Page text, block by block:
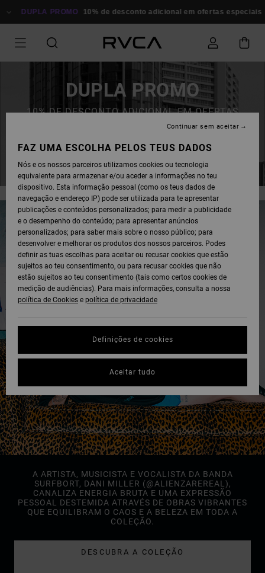
DUPLA PROMO 10% de desconto adicional em ofertas especiais
DUPLA PROMO
10% DE DESCONTO ADICIONAL EM OFERTAS
A ARTISTA, MUSICISTA E VOCALISTA DA BANDA
SURFBORT, DANI MILLER (@ALIENZAREREAL),
CANALIZA ENERGIA BRUTA E UMA EXPRESSÃO
PESSOAL DESTEMIDA ATRAVÉS DE OBRAS VIBRANTES
QUE EQUILIBRAM O CAOS E A BELEZA EM TODA A
COLEÇÃO.
DESCUBRA A COLEÇÃO
FAZ UMA ESCOLHA PELOS TEUS DADOS
Nós e os nossos parceiros utilizamos cookies ou tecnologia
equivalente para armazenar e/ou aceder a informações no teu
dispositivo. Esta informação pessoal (como os teus dados de
navegação e endereço IP) pode ser utilizada para te apresentar
publicações e conteúdos personalizados; para medir a publicidade
e o desempenho do conteúdo; para apresentar anúncios
personalizados; para saber mais sobre o nosso público; para
desenvolver e melhorar os produtos dos nossos parceiros. Podes
definir as tuas escolhas para aceitar ou recusar cookies que estão
sujeitos ao teu consentimento, ou para recusar cookies que não
estão sujeitos ao teu consentimento (tais como certos cookies de
medição de audiências). Para mais informações, consulta a nossa
política de Cookies e política de privacidade
Definições de cookies
Continuar sem aceitar
Aceitar tudo